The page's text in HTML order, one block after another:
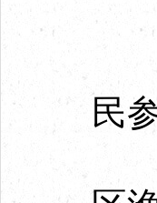
建
民